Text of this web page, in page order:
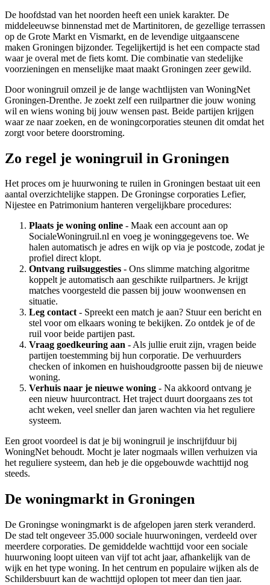
De hoofdstad van het noorden heeft een uniek karakter. De
middeleeuwse binnenstad met de Martinitoren, de gezellige terrassen
op de Grote Markt en Vismarkt, en de levendige uitgaanscene
maken Groningen bijzonder. Tegelijkertijd is het een compacte stad
waar je overal met de fiets komt. Die combinatie van stedelijke
voorzieningen en menselijke maat maakt Groningen zeer gewild.
Door woningruil omzeil je de lange wachtlijsten van WoningNet
Groningen-Drenthe. Je zoekt zelf een ruilpartner die jouw woning
wil en wiens woning bij jouw wensen past. Beide partijen krijgen
waar ze naar zoeken, en de woningcorporaties steunen dit omdat het
zorgt voor betere doorstroming.
Zo regel je woningruil in Groningen
Het proces om je huurwoning te ruilen in Groningen bestaat uit een
aantal overzichtelijke stappen. De Groningse corporaties Lefier,
Nijestee en Patrimonium hanteren vergelijkbare procedures:
Plaats je woning online - Maak een account aan op
SocialeWoningruil.nl en voeg je woninggegevens toe. We
halen automatisch je adres en wijk op via je postcode, zodat je
profiel direct klopt.
Ontvang ruilsuggesties - Ons slimme matching algoritme
koppelt je automatisch aan geschikte ruilpartners. Je krijgt
matches voorgesteld die passen bij jouw woonwensen en
situatie.
Leg contact- Spreekt een match je aan? Stuur een bericht en
stel voor om elkaars woning te bekijken. Zo ontdek je of de
ruil voor beide partijen past.
Vraag goedkeuring aan - Als jullie eruit zijn, vragen beide
partijen toestemming bij hun corporatie. De verhuurders
checken of inkomen en huishoudgrootte passen bij de nieuwe
woning.
Verhuis naar je nieuwe woning - Na akkoord ontvang je
een nieuw huurcontract. Het traject duurt doorgaans zes tot
acht weken, veel sneller dan jaren wachten via het reguliere
systeem.
Een groot voordeel is dat je bij woningruil je inschrijfduur bij
WoningNet behoudt. Mocht je later nogmaals willen verhuizen via
het reguliere systeem, dan heb je die opgebouwde wachttijd nog
steeds.
De woningmarkt in Groningen
De Groningse woningmarkt is de afgelopen jaren sterk veranderd.
De stad telt ongeveer 35.000 sociale huurwoningen, verdeeld over
meerdere corporaties. De gemiddelde wachttijd voor een sociale
huurwoning loopt uiteen van vijf tot acht jaar, afhankelijk van de
wijk en het type woning. In het centrum en populaire wijken als de
Schildersbuurt kan de wachttijd oplopen tot meer dan tien jaar.